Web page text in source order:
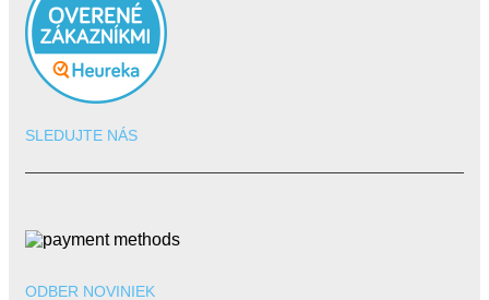
SLEDUJTE NÁS
ODBER NOVINIEK